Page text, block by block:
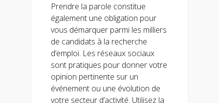
Prendre la parole constitue
également une obligation pour
vous démarquer parmi les milliers
de candidats à la recherche
d’emploi. Les réseaux sociaux
sont pratiques pour donner votre
opinion pertinente sur un
événement ou une évolution de
votre secteur d’activité. Utilisez la